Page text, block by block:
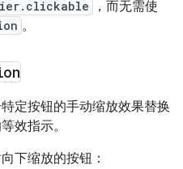
，而无需使
。
定按钮的手动缩放效果替换
效指示。
下缩放的按钮：